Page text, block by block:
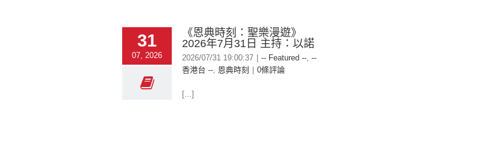
31
07, 2026
《恩典時刻：聖樂漫遊》
2026年7月31日 主持：以諾
2026/07/31 19:00:37 -- Featured --, --
香港台 --, 恩典時刻 0條評論
[...]